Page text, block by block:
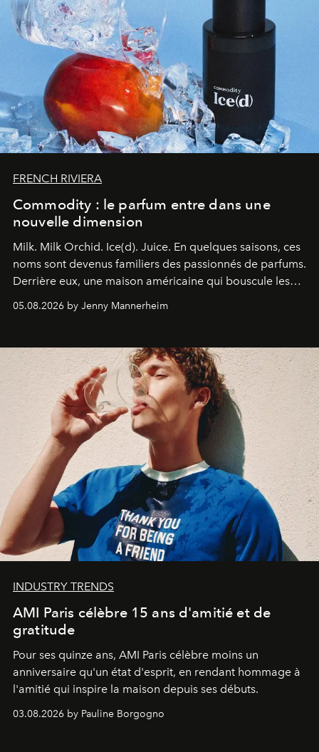
FRENCH RIVIERA
Commodity : le parfum entre dans une
nouvelle dimension
Milk. Milk Orchid. Ice(d). Juice. En quelques saisons, ces
noms sont devenus familiers des passionnés de parfums.
Derrière eux, une maison américaine qui bouscule les
codes de la parfumerie contemporaine en proposant
une approche aussi intuitive que personnelle :
05.08.2026 by Jenny Mannerheim
INDUSTRY TRENDS
AMI Paris célèbre 15 ans d'amitié et de
gratitude
Pour ses quinze ans, AMI Paris célèbre moins un
anniversaire qu'un état d'esprit, en rendant hommage à
l'amitié qui inspire la maison depuis ses débuts.
03.08.2026 by Pauline Borgogno